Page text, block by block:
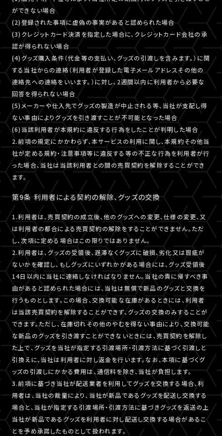
ができない場合
(2)登録された事項に虚偽の事実があると認められた場合
(3)クレジットカード決済を指定した場合に、クレジットカード会社の承
認が得られない場合
(4)グッズ購入条件（代金等の支払い、グッズの引渡しを含みます。）に関
する当社からの連絡（利用者が登録した電子メールアドレスその他の
連絡先への連絡をいいます。）に対し、2週間以内に利用者から必要な
回答を得られない場合
(5)メーカーや仕入先でグッズの製造が中止される等、当社が支配し得
ない事由によりグッズを引き渡すことが不可能となった場合
(6)当該利用者が本規約に違反する行為をしたことが判明した場合
2.前項の規定にかかわらず、本サービスの利用に関し、本規約その他当
社が定める規約・注意事項等に違反する等の不正な行為を利用者が行
った場合、当社は当該利用者との間の売買契約を解除することができ
ます。
第9条 利用者による契約の解除、グッズの交換
1.利用者は、売買契約の成立後、他のグッズへの変更、仕様の変更、又
は利用者の都合による売買契約の解除をすることができません。ただ
し、次項に定める場合はこの限りではありません。
2.利用者は、グッズの受領後、遅滞なくグッズに破損、劣化又は瑕疵が
ないかを確認し、もしグッズにいずれかがある場合には、グッズ受領後
14日以内に当社に連絡しなければなりません。当社の責に帰すべき事
由があると認められた場合には、当社は無償で新品のグッズと交換を
行うものとします。この場合、交換可能な在庫があるときには、利用者
は当該売買契約を解除することができず、グッズの交換のみすることが
できます。ただし、在庫切れその他のやむを得ない事由により、交換可能
な新品のグッズを引き渡すことができないときには、売買契約を解除し
た上で、グッズを当社が指定する引渡場所・引渡方法に基づく引渡しと
引換えに、当社は利用者に対し返金を行います。なお、本項に基づくグ
ッズの引渡しにかかる費用は、通信料を除き、当社が負担します。
3.前項に基づき当社が配送業者を利用してグッズを交換する場合、利
用者は、当社の裁量により、当社が新品であるグッズを配送し交換する
場合と、当社が指定する引渡場所・引渡方法に基づきグッズを返送の上
当社が新品であるグッズを利用者に対し配送し交換する場合があるこ
とを予め承諾したものとして扱われます。